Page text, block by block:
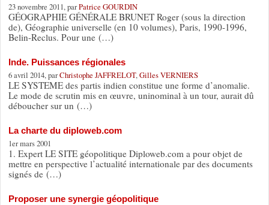
23 novembre 2011, parPatrice GOURDIN
GÉOGRAPHIE GÉNÉRALE BRUNET Roger (sous la direction
de), Géographie universelle (en 10 volumes), Paris, 1990-1996,
Belin-Reclus. Pour une (…)
Inde. Puissances régionales
6 avril 2014, parChristophe JAFFRELOT, Gilles VERNIERS
LE SYSTEME des partis indien constitue une forme d’anomalie.
Le mode de scrutin mis en œuvre, uninominal à un tour, aurait dû
déboucher sur un (…)
La charte du diploweb.com
1er mars 2001
1. Expert LE SITE géopolitique Diploweb.com a pour objet de
mettre en perspective l’actualité internationale par des documents
signés de (…)
Proposer une synergie géopolitique